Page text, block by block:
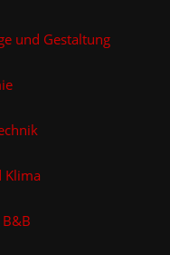
und Gestaltung
Klima